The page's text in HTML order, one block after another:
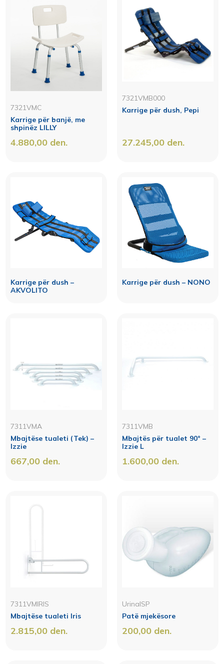
7321VMC
Karrige për banjë, me
shpinëz LILLY
4.880,00 den.
7321VMB000
Karrige për dush, Pepi
27.245,00 den.
Karrige për dush –
AKVOLITO
Karrige për dush – NONO
7311VMA
Mbajtëse tualeti (Tek) –
Izzie
667,00 den.
7311VMB
Mbajtës për tualet 90° –
Izzie L
1.600,00 den.
7311VMIRIS
Mbajtëse tualeti Iris
2.815,00 den.
UrinalSP
Patë mjekësore
200,00 den.